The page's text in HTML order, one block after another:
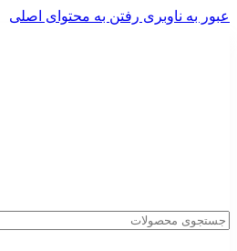
عبور به ناوبری رفتن به محتوای اصلی